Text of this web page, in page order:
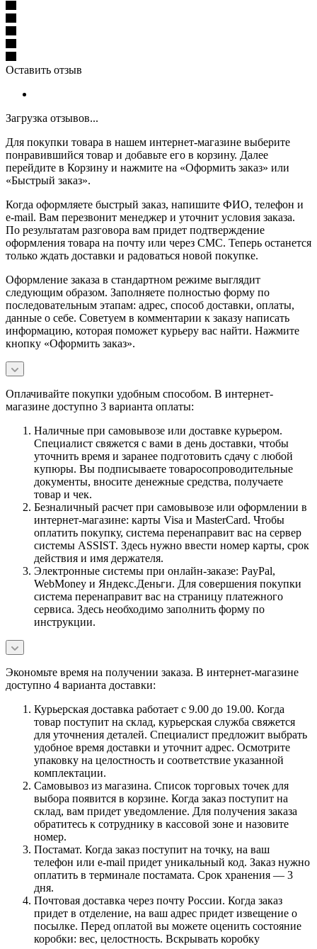
Оставить отзыв
Загрузка отзывов...
Для покупки товара в нашем интернет-магазине выберите
понравившийся товар и добавьте его в корзину. Далее
перейдите в Корзину и нажмите на «Оформить заказ» или
«Быстрый заказ».
Когда оформляете быстрый заказ, напишите ФИО, телефон и
e-mail. Вам перезвонит менеджер и уточнит условия заказа.
По результатам разговора вам придет подтверждение
оформления товара на почту или через СМС. Теперь останется
только ждать доставки и радоваться новой покупке.
Оформление заказа в стандартном режиме выглядит
следующим образом. Заполняете полностью форму по
последовательным этапам: адрес, способ доставки, оплаты,
данные о себе. Советуем в комментарии к заказу написать
информацию, которая поможет курьеру вас найти. Нажмите
кнопку «Оформить заказ».
Оплачивайте покупки удобным способом. В интернет-
магазине доступно 3 варианта оплаты:
Наличные при самовывозе или доставке курьером.
Специалист свяжется с вами в день доставки, чтобы
уточнить время и заранее подготовить сдачу с любой
купюры. Вы подписываете товаросопроводительные
документы, вносите денежные средства, получаете
товар и чек.
Безналичный расчет при самовывозе или оформлении в
интернет-магазине: карты Visa и MasterCard. Чтобы
оплатить покупку, система перенаправит вас на сервер
системы ASSIST. Здесь нужно ввести номер карты, срок
действия и имя держателя.
Электронные системы при онлайн-заказе: PayPal,
WebMoney и Яндекс.Деньги. Для совершения покупки
система перенаправит вас на страницу платежного
сервиса. Здесь необходимо заполнить форму по
инструкции.
Экономьте время на получении заказа. В интернет-магазине
доступно 4 варианта доставки:
Курьерская доставка работает с 9.00 до 19.00. Когда
товар поступит на склад, курьерская служба свяжется
для уточнения деталей. Специалист предложит выбрать
удобное время доставки и уточнит адрес. Осмотрите
упаковку на целостность и соответствие указанной
комплектации.
Самовывоз из магазина. Список торговых точек для
выбора появится в корзине. Когда заказ поступит на
склад, вам придет уведомление. Для получения заказа
обратитесь к сотруднику в кассовой зоне и назовите
номер.
Постамат. Когда заказ поступит на точку, на ваш
телефон или e-mail придет уникальный код. Заказ нужно
оплатить в терминале постамата. Срок хранения — 3
дня.
Почтовая доставка через почту России. Когда заказ
придет в отделение, на ваш адрес придет извещение о
посылке. Перед оплатой вы можете оценить состояние
коробки: вес, целостность. Вскрывать коробку